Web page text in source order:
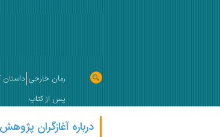
رمان خارجی داستان
پس از کتاب
درباره آغازگران